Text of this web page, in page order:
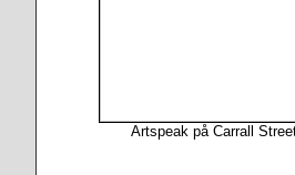
Artspeak på Carrall